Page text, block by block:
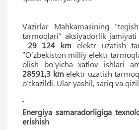
Vazirlar Mahkamasining
tarmoqlari” aksiyadorlik
29 124 km elektr uzatish
“O‘zbekiston milliy elektr
olish bo‘yicha xatlov ishlari
28591,3 kmelektr uzatish
o‘tkazildi. Ular yashil, sariq va
Energiya samaradorligiga
erishish